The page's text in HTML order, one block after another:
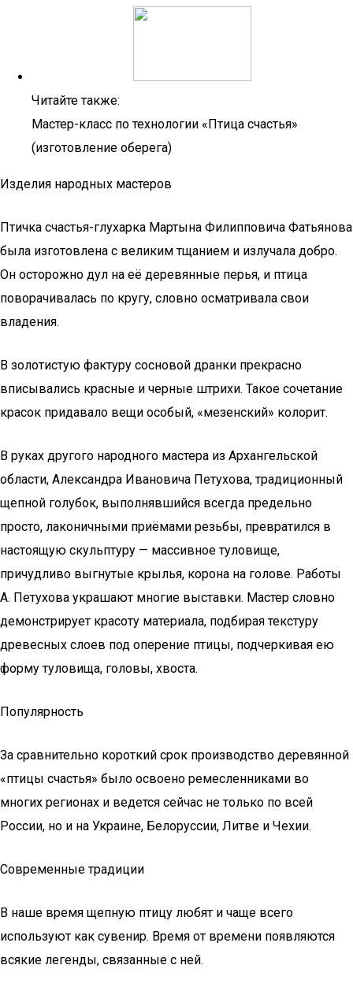
Читайте также:
Мастер-класс по технологии «Птица счастья»
(изготовление оберега)
Изделия народных мастеров
Птичка счастья-глухарка Мартына Филипповича Фатьянова
была изготовлена с великим тщанием и излучала добро.
Он осторожно дул на её деревянные перья, и птица
поворачивалась по кругу, словно осматривала свои
владения.
В золотистую фактуру сосновой дранки прекрасно
вписывались красные и черные штрихи. Такое сочетание
красок придавало вещи особый, «мезенский» колорит.
В руках другого народного мастера из Архангельской
области, Александра Ивановича Петухова, традиционный
щепной голубок, выполнявшийся всегда предельно
просто, лаконичными приёмами резьбы, превратился в
настоящую скульптуру — массивное туловище,
причудливо выгнутые крылья, корона на голове. Работы
А. Петухова украшают многие выставки. Мастер словно
демонстрирует красоту материала, подбирая текстуру
древесных слоев под оперение птицы, подчеркивая ею
форму туловища, головы, хвоста.
Популярность
За сравнительно короткий срок производство деревянной
«птицы счастья» было освоено ремесленниками во
многих регионах и ведется сейчас не только по всей
России, но и на Украине, Белоруссии, Литве и Чехии.
Современные традиции
В наше время щепную птицу любят и чаще всего
используют как сувенир. Время от времени появляются
всякие легенды, связанные с ней.